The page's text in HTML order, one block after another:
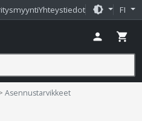
Yhteystiedot brightness_medium FI
person shopping_cart
Asennustarvikkeet